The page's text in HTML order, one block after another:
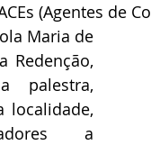
(Agentes de
Maria de
Redenção,
palestra,
localidade,
a